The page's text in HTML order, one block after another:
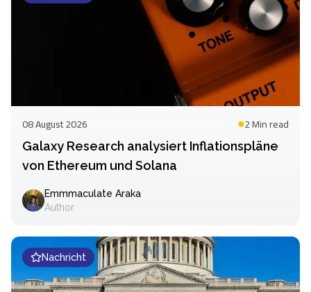
08 August 2026 2 Minread
Galaxy Research analysiert Inflationspläne
von Ethereum und Solana
Emmmaculate Araka
Author
Nachricht